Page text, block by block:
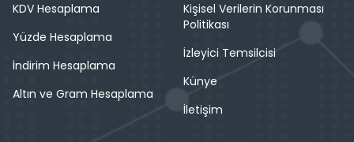
KDV Hesaplama
Yüzde Hesaplama
İndirim Hesaplama
Altın ve Gram Hesaplama
Kişisel Verilerin Korunması
Politikası
İzleyici Temsilcisi
Künye
İletişim